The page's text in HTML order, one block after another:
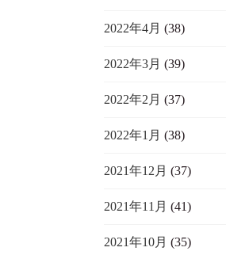
2022年4月 (38)
2022年3月 (39)
2022年2月 (37)
2022年1月 (38)
2021年12月 (37)
2021年11月 (41)
2021年10月 (35)